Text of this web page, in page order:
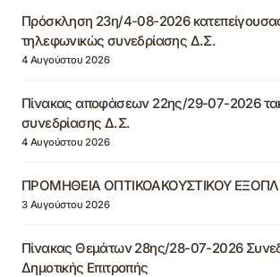
Πρόσκληση 23η/4-08-2026
τηλεφωνικώς συνεδρίασης Δ.Σ.
4 Αυγούστου 2026
Πίνακας αποφάσεων 22ης/29-07-2026
συνεδρίασης Δ.Σ.
4 Αυγούστου 2026
ΠΡΟΜΗΘΕΙΑ ΟΠΤΙΚΟΑΚΟΥΣΤΙΚΟΥ
3 Αυγούστου 2026
Πίνακας Θεμάτων 28ης/28-07-2026
Δημοτικής Επιτροπής